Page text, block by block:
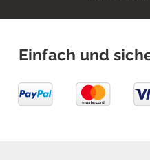
Einfach und